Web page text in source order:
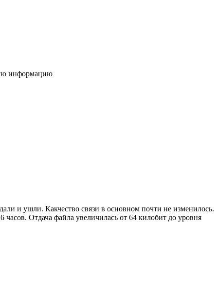
информацию
и ушли. Какчество связи в основном почти не изменилось.
Отдача файла увеличилась от 64 килобит до уровня